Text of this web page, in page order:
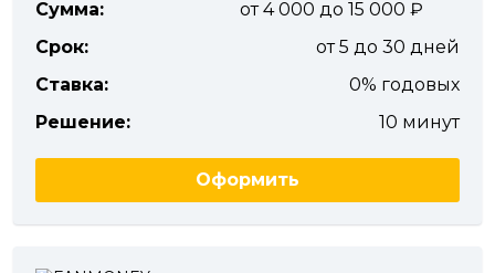
Сумма:
от 4 000 до 15 000
Срок:
от 5 до 30 дней
Ставка:
0% годовых
Решение:
10 минут
Оформить